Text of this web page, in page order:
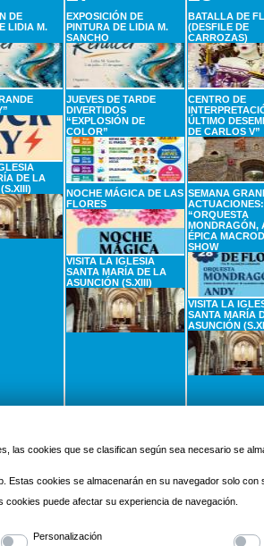
DE
LIDIA M.
DE LA
EXPOSICIÓN DE
PINTURA DE LIDIA M.
SANCHO
JUEVES DE TARDE
DIVERTIDOS
“EXPLOSIÓN DE
COLOR”
NOCHE MÁGICA DE LAS
FLORES
VISITA LA IGLESIA
SANTA MARÍA DE LA
ASUNCIÓN (S.XIII)
BATALLA DE
(DESFILE DE
CARROZAS)
CENTRO DE
ÚLTIMO
DE CARLOS V”
SEMANA
ACTUACIONES:
“ORQUESTA
MONDRAGÓN,
ÉPICA
SHOW
VISITA LA
SANTA MARÍA
ASUNCIÓN
3
Jueves
4
Viernes
las cookies que se clasifican según sea necesario se
cookies se almacenarán en su navegador solo con
puede afectar su experiencia de navegación.
Personalización